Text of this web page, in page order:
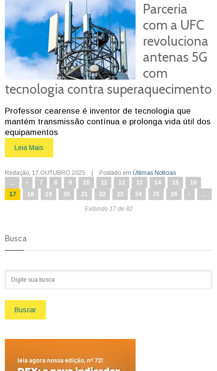
Parceria
com a UFC
revoluciona
antenas 5G
com
tecnologia contra superaquecimento
Professor cearense é inventor de tecnologia que
mantém transmissão contínua e prolonga vida útil dos
equipamentos
Leia Mais
Redação 17.OUTUBRO.2025 | Postado em Últimas Notícias
... 7 8 9 10 11 12 13 14 15
16
17
18 19 20 21 22 23 24 25 26 ...
Exibindo 17 de 82
Busca
Buscar